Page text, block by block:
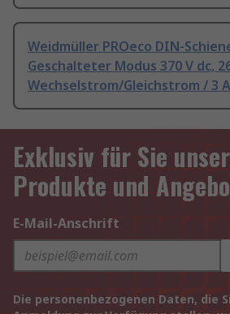
Weidmüller PROeco DIN-
Geschalteter Modus 370 V dc,
Wechselstrom/Gleichstrom / 3 A
Exklusiv für Sie
Produkte und
E-Mail-Anschrift
Die personenbezogenen Daten, die